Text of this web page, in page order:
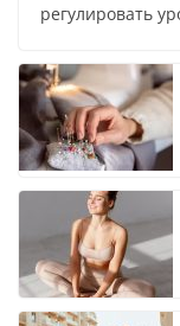
регулировать